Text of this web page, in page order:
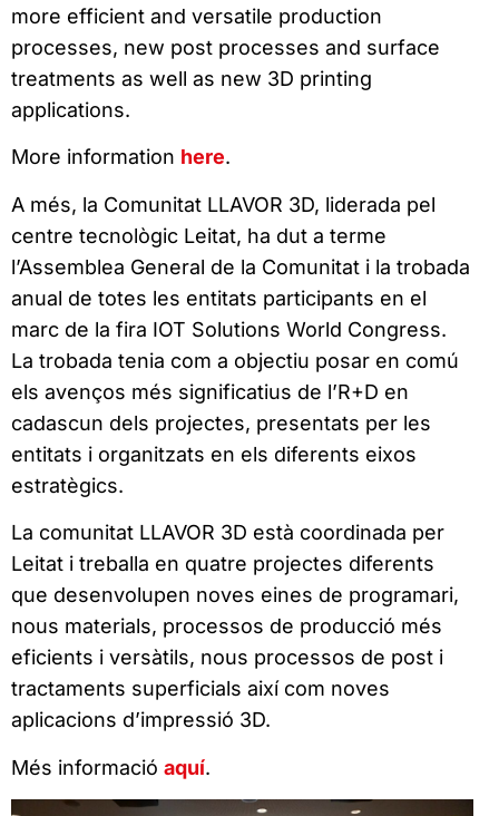
more efficient and versatile production
processes, new post processes and surface
treatments as well as new 3D printing
applications.
More information here.
A més, la Comunitat LLAVOR 3D, liderada pel
centre tecnològic Leitat, ha dut a terme
l’Assemblea General de la Comunitat i la trobada
anual de totes les entitats participants en el
marc de la fira IOT Solutions World Congress.
La trobada tenia com a objectiu posar en comú
els avenços més significatius de l’R+D en
cadascun dels projectes, presentats per les
entitats i organitzats en els diferents eixos
estratègics.
La comunitat LLAVOR 3D està coordinada per
Leitat i treballa en quatre projectes diferents
que desenvolupen noves eines de programari,
nous materials, processos de producció més
eficients i versàtils, nous processos de post i
tractaments superficials així com noves
aplicacions d’impressió 3D.
Més informació aquí.